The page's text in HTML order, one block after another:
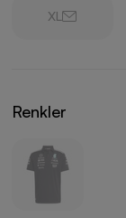
XL
Renkler